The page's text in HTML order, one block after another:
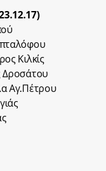
Κιλκίς
Δροσάτου
Αγ.Πέτρου